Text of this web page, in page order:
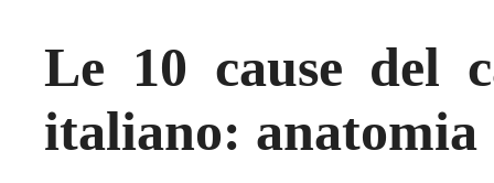
Le 10 cause del
italiano: anatomia